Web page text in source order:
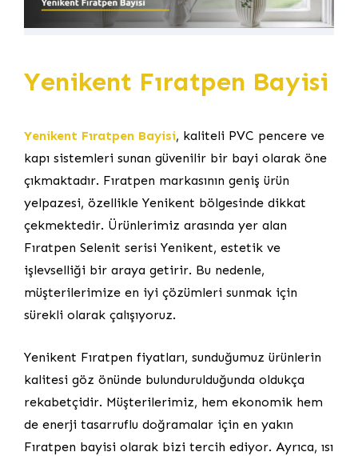
Yenikent Fıratpen Bayisi
Yenikent Fıratpen Bayisi, kaliteli PVC pencere ve
kapı sistemleri sunan güvenilir bir bayi olarak öne
çıkmaktadır. Fıratpen markasının geniş ürün
yelpazesi, özellikle Yenikent bölgesinde dikkat
çekmektedir. Ürünlerimiz arasında yer alan
Fıratpen Selenit serisi Yenikent, estetik ve
işlevselliği bir araya getirir. Bu nedenle,
müşterilerimize en iyi çözümleri sunmak için
sürekli olarak çalışıyoruz.
Yenikent Fıratpen fiyatları, sunduğumuz ürünlerin
kalitesi göz önünde bulundurulduğunda oldukça
rekabetçidir. Müşterilerimiz, hem ekonomik hem
de enerji tasarruflu doğramalar için en yakın
Fıratpen bayisi olarak bizi tercih ediyor. Ayrıca, ısı